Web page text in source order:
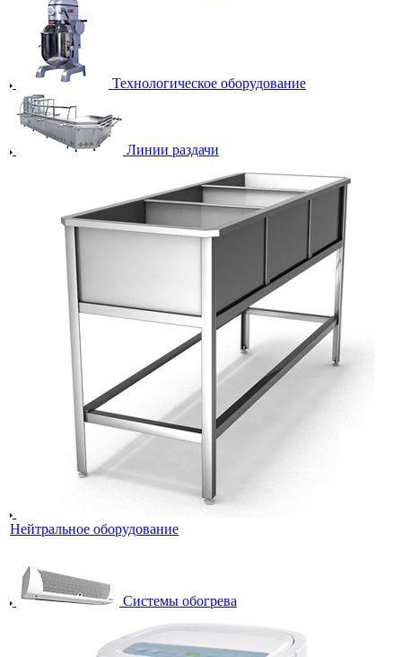
Технологическое оборудование
Линии раздачи
Нейтральное оборудование
Системы обогрева